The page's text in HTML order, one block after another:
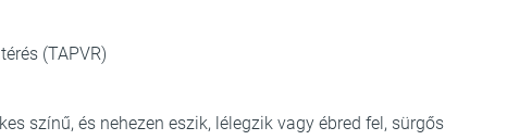
(TAPVR)
színű, és nehezen eszik, lélegzik vagy ébred fel, sürgős